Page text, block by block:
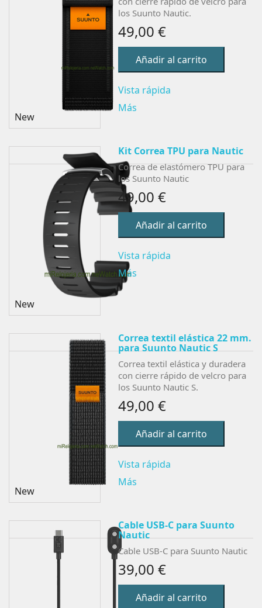
New
los Suunto Nautic.
49,00 €
Añadir al carrito
Vista rápida
Más
New
Kit Correa TPU para Nautic
Correa de elastómero TPU para
los Suunto Nautic
49,00 €
Añadir al carrito
Vista rápida
Más
New
Correa textil elástica 22 mm.
para Suunto Nautic S
Correa textil elástica y duradera
con cierre rápido de velcropara
los Suunto Nautic S.
49,00 €
Añadir al carrito
Vista rápida
Más
Cable USB-C para Suunto
Nautic
Cable USB-C para Suunto Nautic
39,00 €
Añadir al carrito